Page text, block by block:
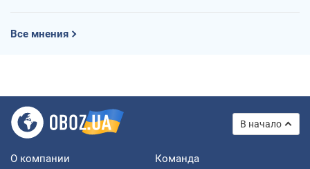
Все мнения
В начало
О компании Команда